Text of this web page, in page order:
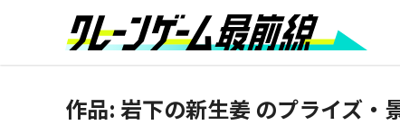
作品: 岩下の新生姜 のプライズ・